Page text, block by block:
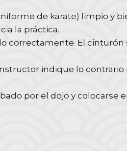
de karate) limpio y
la práctica.
correctamente. El cinturón
indique lo contrario
por el dojo y colocarse